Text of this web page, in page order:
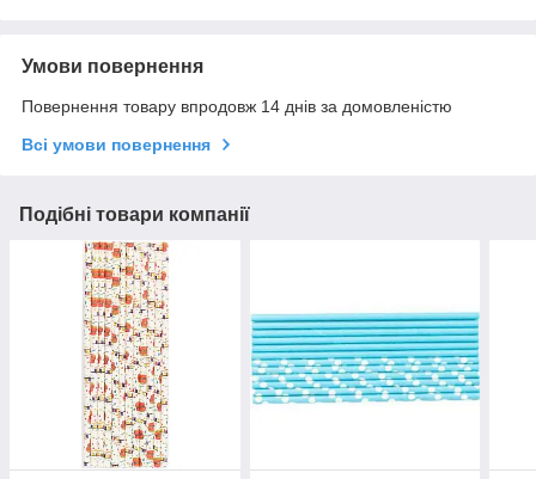
Умови повернення
Повернення товару впродовж 14 днів за домовленістю
Всі умови повернення
Подібні товари компанії